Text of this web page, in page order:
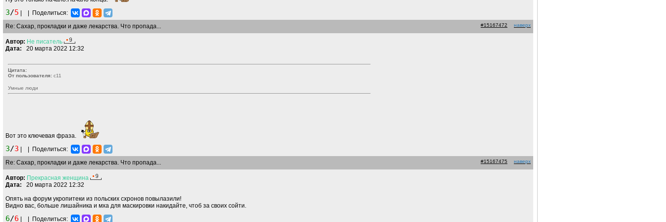
3/5
Поделиться:
Re: Сахар, прокладки и даже лекарства. Что пропада...
#15167472 наверх
Автор: Не писатель
Дата: 20 марта 2022 12:32
Цитата:
От пользователя: c11
Умные люди
Вот это ключевая фраза.
3/3
Поделиться:
Re: Сахар, прокладки и даже лекарства. Что пропада...
#15167475 наверх
Автор: Прекрасная женщина
Дата: 20 марта 2022 12:32
Опять на форум укропитеки из польских схронов повылазили!
Видно вас, больше лишайника и мха для маскировки накидайте, чтоб за своих сойти.
6/6 Поделиться: